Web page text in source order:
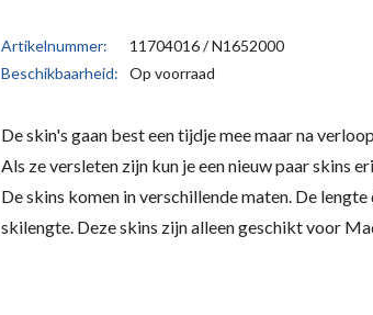
Artikelnummer:
11704016 / N1652000
Beschikbaarheid:
Op voorraad
De skin's gaan best een tijdje mee maar na
Als ze versleten zijn kun je een nieuw paar skins
De skins komen in verschillende maten. De
skilengte. Deze skins zijn alleen geschikt voor